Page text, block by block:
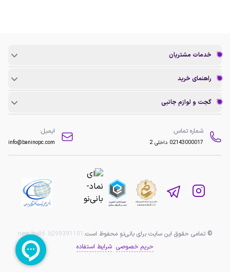
خدمات مشتریان
راهنمای خرید
گجت و لوازم جانبی
شماره تماس:
02143000017 داخلی 2
ایمیل:
info@baninopc.com
© تمامی حقوق این سایت برای بانی‌نو محفوظ است. new build: b299391101
حریم خصوصی شرایط استفاده